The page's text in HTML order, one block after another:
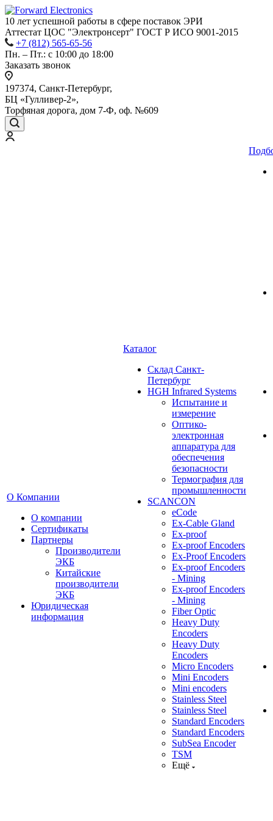
10 лет успешной работы в сфере поставок ЭРИ
Аттестат ЦОС "Электронсерт" ГОСТ Р ИСО 9001-2015
+7 (812) 565-65-56
Пн. – Пт.: с 10:00 до 18:00
Заказать звонок
197374, Санкт-Петербург,
БЦ «Гулливер-2»,
Торфяная дорога, дом 7-Ф, оф. №609
О Компании
О компании
Сертификаты
Партнеры
Производители
ЭКБ
Китайские
производители
ЭКБ
Юридическая
информация
Каталог
Cклад Санкт-
Петербург
HGH Infrared Systems
Испытание и
измерение
Оптико-
электронная
аппаратура для
обеспечения
безопасности
Термография для
промышленности
SCANCON
eCode
Ex-Cable Gland
Ex-proof
Ex-proof Encoders
Ex-Proof Encoders
Ex-proof Encoders
- Mining
Ex-proof Encoders
- Mining
Fiber Optic
Heavy Duty
Encoders
Heavy Duty
Encoders
Micro Encoders
Mini Encoders
Mini encoders
Stainless Steel
Stainless Steel
Standard Encoders
Standard Encoders
SubSea Encoder
TSM
Ещё